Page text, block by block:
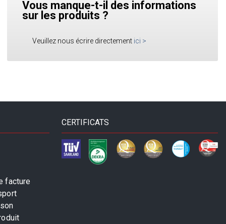
Vous manque-t-il des informations
sur les produits ?
Veuillez nous écrire directement ici >
facture
CERTIFICATS